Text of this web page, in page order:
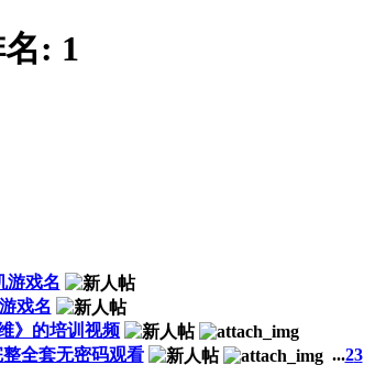
: 1
游戏名
戏名
》的培训视频
全套无密码观看 ...23